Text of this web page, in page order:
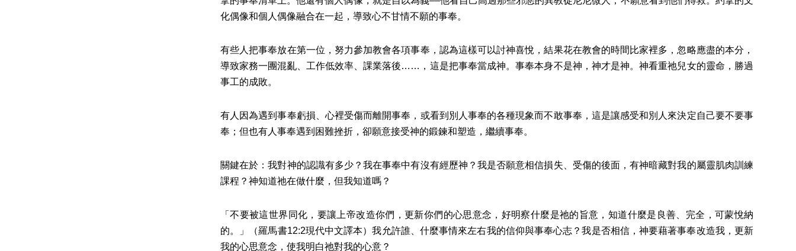
化偶像和個人偶像融合在一起，導致心不甘情不願的事奉。
有些人把事奉放在第一位，努力參加教會各項事奉，認為這樣可以討神喜悅，結果花在教會的時間比家裡多，忽略應盡的本分，
導致家務一團混亂、工作低效率、課業落後……，這是把事奉當成神。事奉本身不是神，神才是神。神看重祂兒女的靈命，勝過
事工的成敗。
有人因為遇到事奉虧損、心裡受傷而離開事奉，或看到別人事奉的各種現象而不敢事奉，這是讓感受和別人來決定自己要不要事
奉；但也有人事奉遇到困難挫折，卻願意接受神的鍛鍊和塑造，繼續事奉。
關鍵在於：我對神的認識有多少？我在事奉中有沒有經歷神？我是否願意相信損失、受傷的後面，有神暗藏對我的屬靈肌肉訓練
課程？神知道祂在做什麼，但我知道嗎？
「不要被這世界同化，要讓上帝改造你們，更新你們的心思意念，好明察什麼是祂的旨意，知道什麼是良善、完全，可蒙悅納
的。」（羅馬書12:2現代中文譯本​）我允許誰、什麼事情來左右我的信仰與事奉心志？我是否相信，神要藉著事奉改造我，更新
我的心思意念，使我明白祂對我的心意？